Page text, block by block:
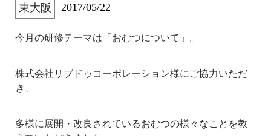
東大阪 2017/05/22
今月の研修テーマは「おむつについて」。
株式会社リブドゥコーポレーション様にご協力いただ
き、
多様に展開・改良されているおむつの様々なことを教